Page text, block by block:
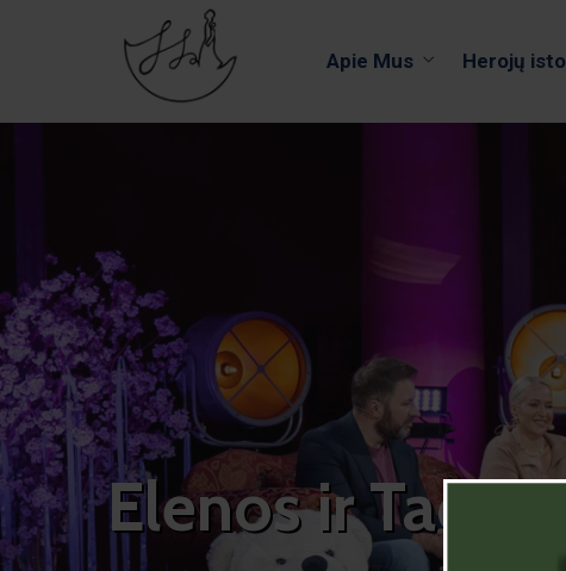
Apie Mus Herojų
Elenos ir Tado